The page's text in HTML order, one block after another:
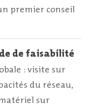
premier conseil
de faisabilité
: visite sur
du réseau,
sur